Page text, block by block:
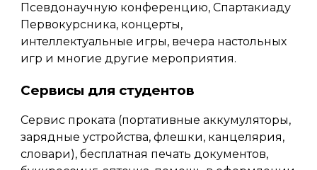
Псевдонаучную конференцию, Спартакиаду
Первокурсника, концерты,
интеллектуальные игры, вечера настольных
игр и многие другие мероприятия.
Сервисы для студентов
Сервис проката (портативные аккумуляторы,
зарядные устройства, флешки, канцелярия,
словари), бесплатная печать документов,